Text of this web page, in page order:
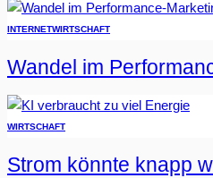
INTERNETWIRTSCHAFT
Wandel im
WIRTSCHAFT
Strom könnte knapp